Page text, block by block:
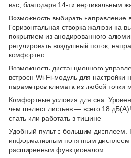
вас, благодаря 14-ти вертикальным
Возможность выбирать направление
Горизонтальная створка жалюзи на
покрытием из анодированного
регулировать воздушный поток,
комфортно.
Возможность дистанционного
встроен Wi-Fi-модуль для настройки
параметров климата из любой точки
Комфортные условия для сна.
чем шелест листьев — всего 18
спать или работать в тишине.
Удобный пульт с большим дисплеем.
информативным понятным дисплеем
расширенным функционалом.